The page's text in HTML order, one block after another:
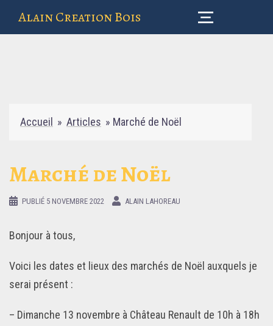
Alain Creation Bois
Accueil » Articles » Marché de Noël
Marché de Noël
PUBLIÉ 5 NOVEMBRE 2022 ALAIN LAHOREAU
Bonjour à tous,
Voici les dates et lieux des marchés de Noël auxquels je
serai présent :
– Dimanche 13 novembre à Château Renault de 10h à 18h